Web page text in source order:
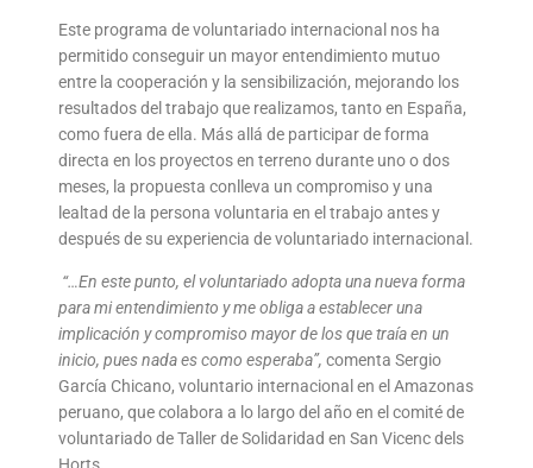
Este programa de voluntariado internacional nos ha
permitido conseguir un mayor entendimiento mutuo
entre la cooperación y la sensibilización, mejorando los
resultados del trabajo que realizamos, tanto en España,
como fuera de ella. Más allá de participar de forma
directa en los proyectos en terreno durante uno o dos
meses, la propuesta conlleva un compromiso y una
lealtad de la persona voluntaria en el trabajo antes y
después de su experiencia de voluntariado internacional.
“…En este punto, el voluntariado adopta una nueva forma
para mi entendimiento y me obliga a establecer una
implicación y compromiso mayor de los que traía en un
inicio, pues nada es como esperaba”,comenta Sergio
García Chicano, voluntario internacional en el Amazonas
peruano, que colabora a lo largo del año en el comité de
voluntariado de Taller de Solidaridad en San Vicenc dels